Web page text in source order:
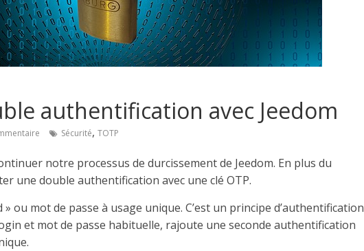
authentification avec Jeedom
Sécurité, TOTP
notre processus de durcissement de Jeedom. En plus du
une double authentification avec une clé OTP.
ou mot de passe à usage unique. C’est un principe d’authentification
et mot de passe habituelle, rajoute une seconde authentification